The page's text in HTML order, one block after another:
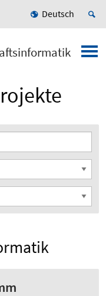
Deutsch